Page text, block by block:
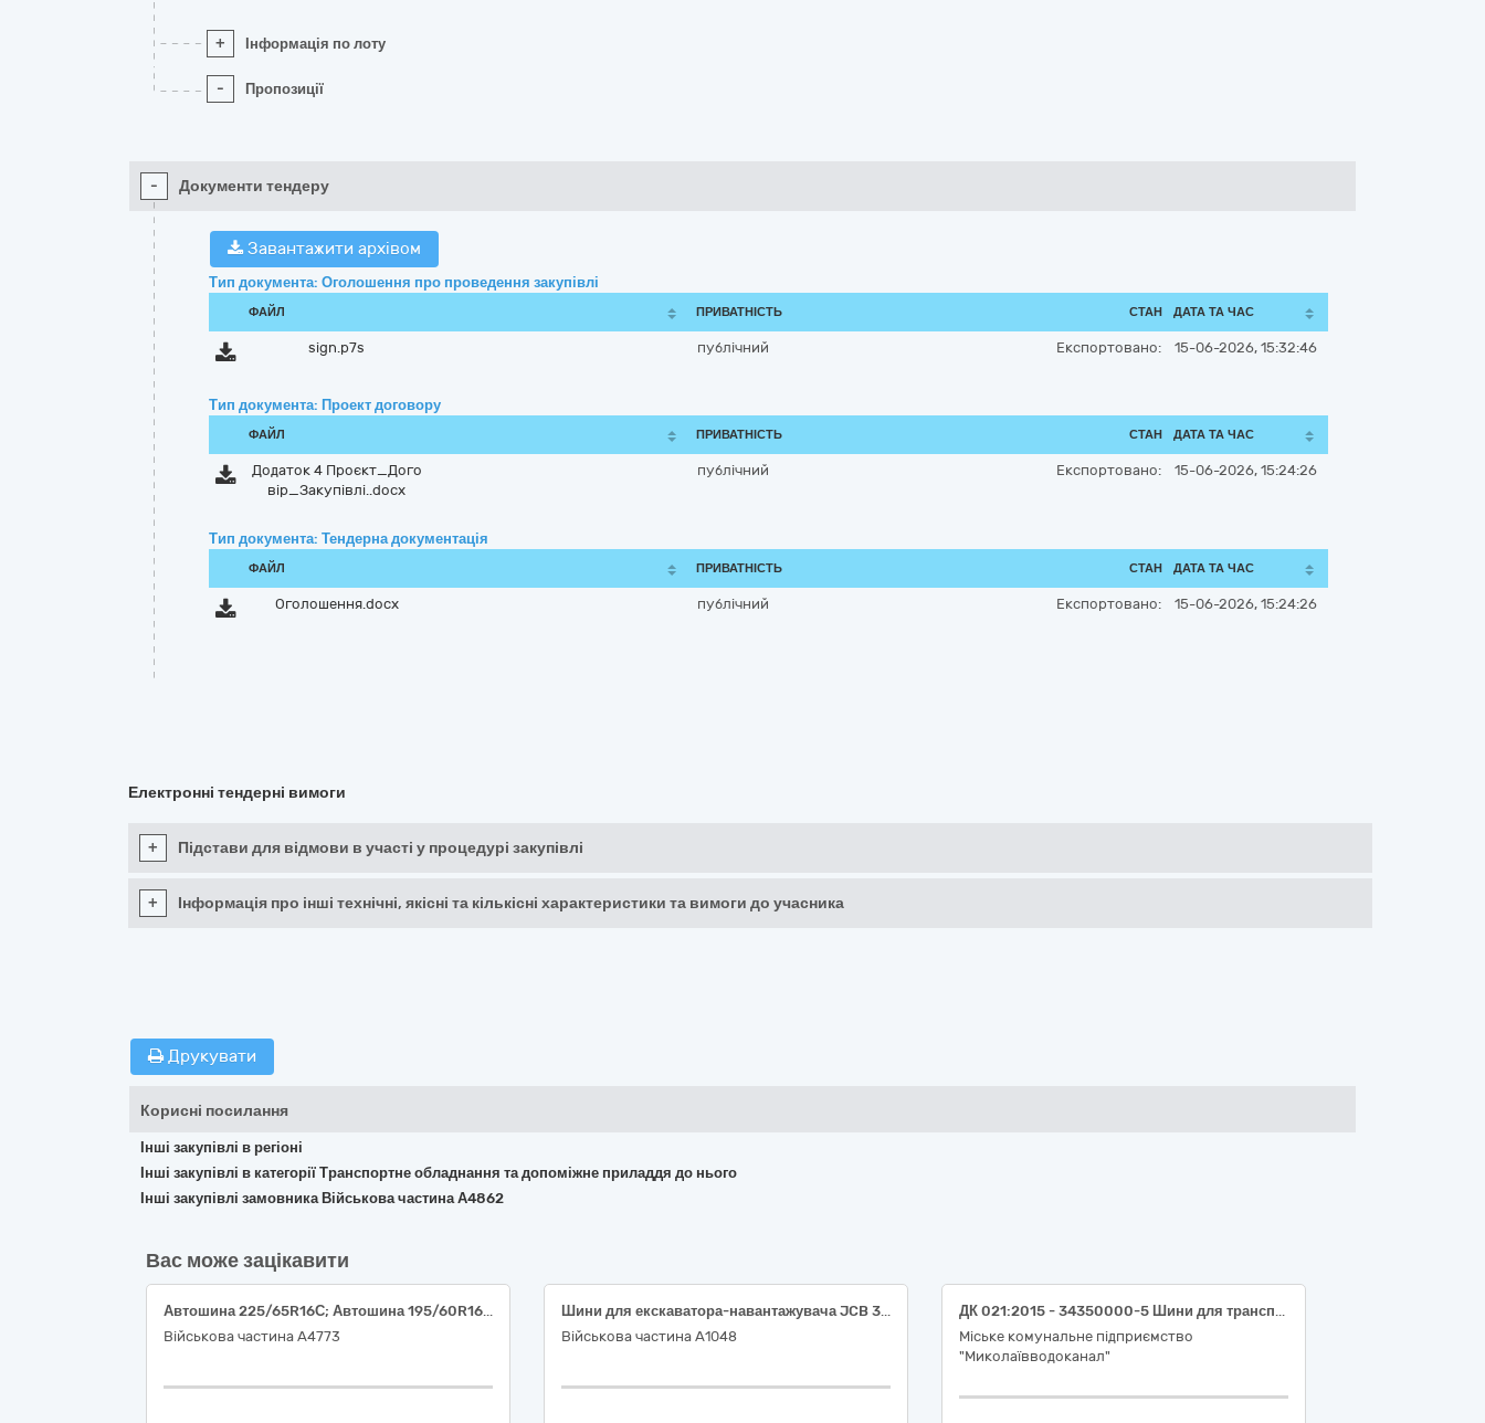
+ Інформація по лоту
- Пропозиції
- Документи тендеру
Завантажити архівом
Тип документа: Оголошення про проведення закупівлі
ФАЙЛ ПРИВАТНІСТЬ СТАН ДАТА ТА ЧАС
sign.p7s публічний Експортовано: 15-06-2026, 15:32:46
Тип документа: Проект договору
ФАЙЛ ПРИВАТНІСТЬ СТАН ДАТА ТА ЧАС
Додаток 4 Проєкт_Дого
вір_Закупівлі..docx
публічний Експортовано: 15-06-2026, 15:24:26
Тип документа: Тендерна документація
ФАЙЛ ПРИВАТНІСТЬ СТАН ДАТА ТА ЧАС
Оголошення.docx публічний Експортовано: 15-06-2026, 15:24:26
Електронні тендерні вимоги
+ Підстави для відмови в участі у процедурі закупівлі
+ Інформація про інші технічні, якісні та кількісні характеристики та вимоги до учасника
Друкувати
Корисні посилання
Інші закупівлі в регіоні
Інші закупівлі в категорії Транспортне обладнання та допоміжне приладдя до нього
Інші закупівлі замовника Військова частина А4862
Вас може зацікавити
Автошина 225/65R16С; Автошина 195/60R16; Автошина 215/65R16; Автошина 245/70R16; Автошина 195/70R15C; Автошина 195/75R16С; Автошина 205/70R15C; Автошина 215/75R16C; Автошина 275/65R18; Автошина 215/65R16C; Автошина 1300х530-533 (525/70R21); Автошина 12.00-R18
Військова частина А4773
Шини для екскаватора-навантажувача JCB 3CX SITEMASTER
Військова частина А1048
ДК 021:2015 - 34350000-5 Шини для транспортних засобів великої та малої тоннажності
Міське комунальне підприємство
"Миколаївводоканал"